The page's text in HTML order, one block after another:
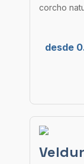
corcho
desde